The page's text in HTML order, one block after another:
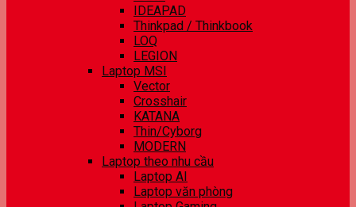
IDEAPAD
Thinkpad / Thinkbook
LOQ
LEGION
Laptop MSI
Vector
Crosshair
KATANA
Thin/Cyborg
MODERN
Laptop theo nhu cầu
Laptop AI
Laptop văn phòng